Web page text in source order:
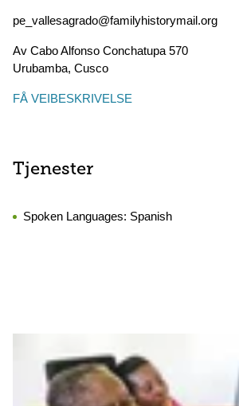
pe_vallesagrado@familyhistorymail.org
Av Cabo Alfonso Conchatupa 570
Urubamba, Cusco
FÅ VEIBESKRIVELSE
Tjenester
Spoken Languages: Spanish